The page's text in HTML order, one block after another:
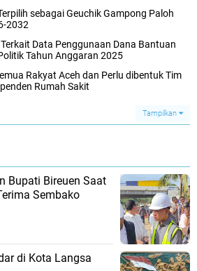
sebagai Geuchik Gampong Paloh
2032
Data Penggunaan Dana Bantuan
Tahun Anggaran 2025
Rakyat Aceh dan Perlu dibentuk Tim
Rumah Sakit
Tampilkan
Bupati Bireuen Saat
Sembako
di Kota Langsa